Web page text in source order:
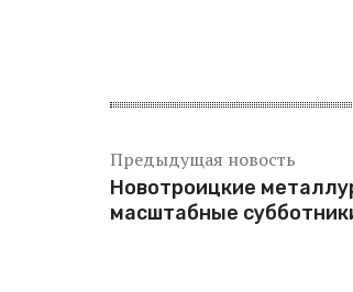
Предыдущая новость
Новотроицкие
масштабные